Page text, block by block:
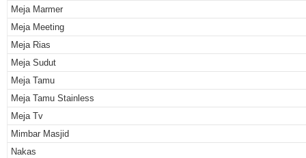
Meja Marmer
Meja Meeting
Meja Rias
Meja Sudut
Meja Tamu
Meja Tamu Stainless
Meja Tv
Mimbar Masjid
Nakas